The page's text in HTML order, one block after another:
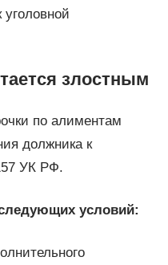
злостным
по алиментам
должника к
УК РФ.
условий: